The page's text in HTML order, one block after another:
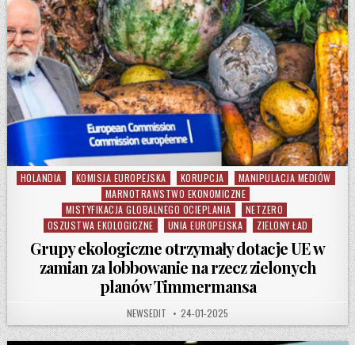
Posted in
HOLANDIA KOMISJA EUROPEJSKA KORUPCJA
MANIPULACJA MEDIÓW
MARNOTRAWSTWO EKONOMICZNE
MISTYFIKACJA GLOBALNEGO OCIEPLANIA
NETZERO
OSZUSTWA EKOLOGICZNE
UNIA EUROPEJSKA ZIELONY ŁAD
Grupy ekologiczne otrzymały dotacje UE w
zamian za lobbowanie na rzecz zielonych
planów Timmermansa
AUTHOR:
NEWSEDIT PUBLISHED DATE:
24-01-2025